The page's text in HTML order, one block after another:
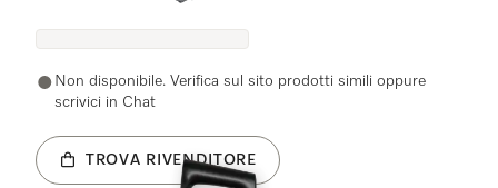
Non disponibile. Verifica sul sito prodotti simili oppure
scrivici in Chat
TROVA RIVENDITORE